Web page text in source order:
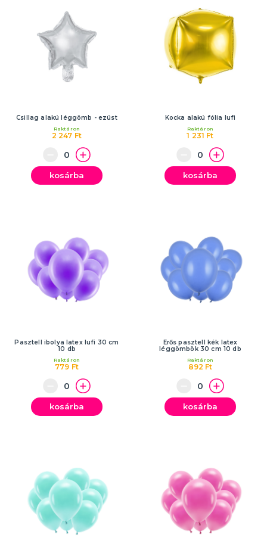
Csillag alakú léggömb - ezüst
2 247 Ft
Raktáron
kosárba
Kocka alakú fólia lufi
1 231 Ft
Raktáron
kosárba
Pasztell ibolya latex lufi 30 cm
10 db
779 Ft
Raktáron
kosárba
Erős pasztell kék latex
léggömbök 30 cm 10 db
892 Ft
Raktáron
kosárba